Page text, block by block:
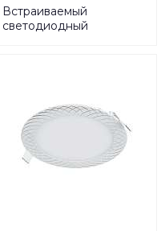
Встраиваемый
светодиодный